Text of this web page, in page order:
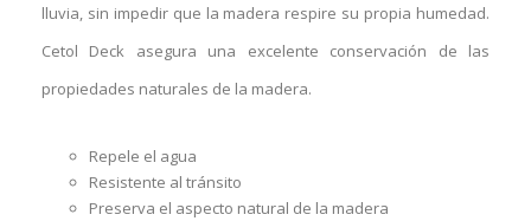
lluvia, sin impedir que la madera respire su propia humedad.
Cetol Deck asegura una excelente conservación de las
propiedades naturales de la madera.
Repele el agua
Resistente al tránsito
Preserva el aspecto natural de la madera